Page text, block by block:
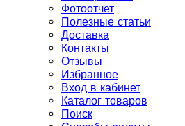
Фотоотчет
Полезные статьи
Доставка
Контакты
Отзывы
Избранное
Вход в кабинет
Каталог товаров
Поиск